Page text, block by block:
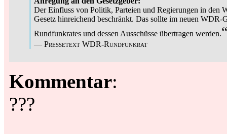
Der Einfluss von Politik, Parteien und Regierungen in den
Gesetz hinreichend beschränkt. Das sollte im neuen WDR-
Rundfunkrates und dessen Ausschüsse übertragen werden.“
— Pressetext WDR-Rundfunkrat
Kommentar:
???